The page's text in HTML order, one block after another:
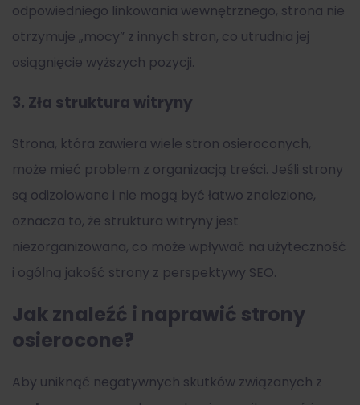
odpowiedniego linkowania wewnętrznego, strona nie
otrzymuje „mocy” z innych stron, co utrudnia jej
osiągnięcie wyższych pozycji.
3. Zła struktura witryny
Strona, która zawiera wiele stron osieroconych,
może mieć problem z organizacją treści. Jeśli strony
są odizolowane i nie mogą być łatwo znalezione,
oznacza to, że struktura witryny jest
niezorganizowana, co może wpływać na użyteczność
i ogólną jakość strony z perspektywy SEO.
Jak znaleźć i naprawić strony
osierocone?
Aby uniknąć negatywnych skutków związanych z